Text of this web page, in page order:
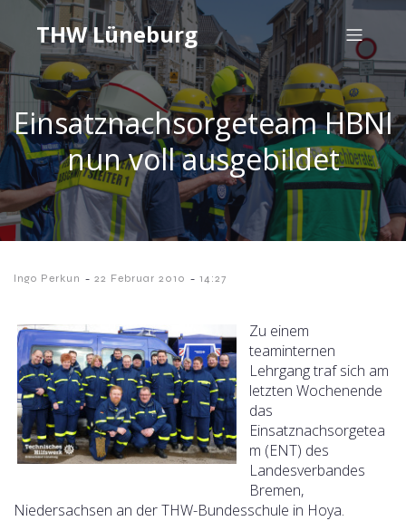
THW Lüneburg
Einsatznachsorgeteam HBNI
nun voll ausgebildet
Ingo Perkun - 22 Februar 2010 - 14:27
Zu einem
teaminternen
Lehrgang traf sich am
letzten Wochenende
das
Einsatznachsorgetea
m (ENT) des
Landesverbandes
Bremen,
Niedersachsen an der THW-Bundesschule in Hoya.